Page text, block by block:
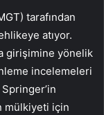
tarafından
atıyor.
girişimine yönelik
incelemeleri
mülkiyeti için